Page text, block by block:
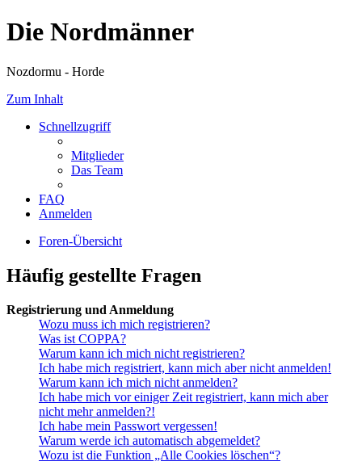
Die Nordmänner
Nozdormu - Horde
Zum Inhalt
Schnellzugriff
Mitglieder
Das Team
FAQ
Anmelden
Foren-Übersicht
Häufig gestellte Fragen
Registrierung und Anmeldung
Wozu muss ich mich registrieren?
Was ist COPPA?
Warum kann ich mich nicht registrieren?
Ich habe mich registriert, kann mich aber nicht anmelden!
Warum kann ich mich nicht anmelden?
Ich habe mich vor einiger Zeit registriert, kann mich aber
nicht mehr anmelden?!
Ich habe mein Passwort vergessen!
Warum werde ich automatisch abgemeldet?
Wozu ist die Funktion „Alle Cookies löschen“?